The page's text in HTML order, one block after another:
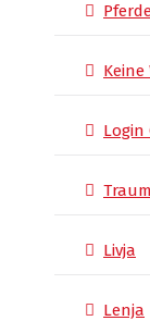
Keine
Login
Livja
Lenja